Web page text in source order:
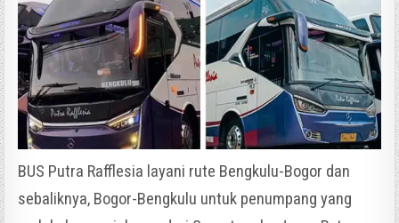
BUS Putra Rafflesia layani rute Bengkulu-Bogor dan
sebaliknya, Bogor-Bengkulu untuk penumpang yang